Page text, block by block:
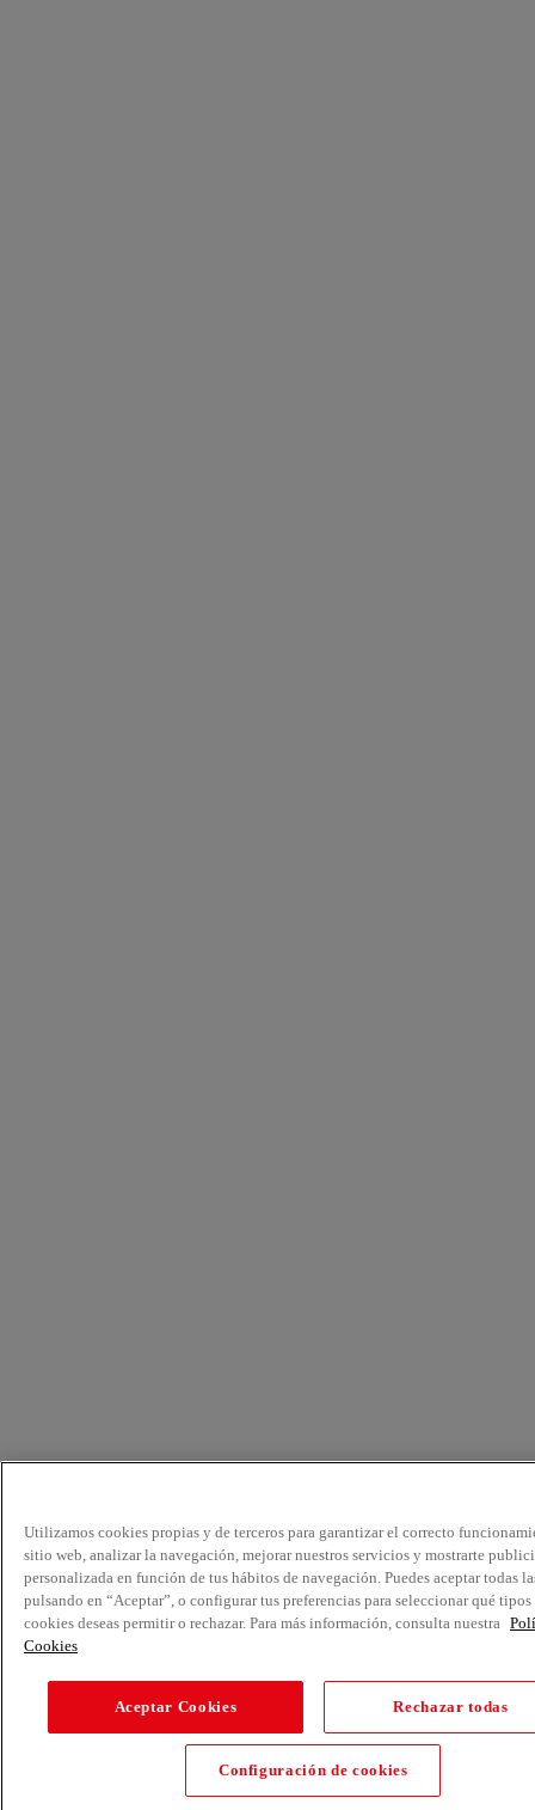
Utilizamos cookies propias y de terceros para garantizar el correcto
sitio web, analizar la navegación, mejorar nuestros servicios y mostrarte
personalizada en función de tus hábitos de navegación. Puedes aceptar todas
pulsando en “Aceptar”, o configurar tus preferencias para seleccionar qué tipos
cookies deseas permitir o rechazar. Para más información, consulta nuestra
Cookies
Aceptar Cookies Rechazar todas
Configuración de cookies